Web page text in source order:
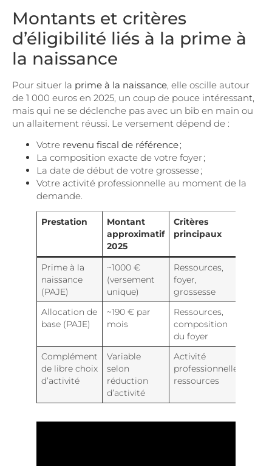
Montants et critères
d’éligibilité liés à la prime à
la naissance
Pour situer la prime à la naissance , elle oscille autour
de 1 000 euros en 2025, un coup de pouce intéressant,
mais qui ne se déclenche pas avec un bib en main ou
un allaitement réussi. Le versement dépend de :
Votre revenu fiscal de référence;
La composition exacte de votre foyer ;
La date de début de votre grossesse ;
Votre activité professionnelle au moment de la
demande.
Prestation
Montant
approximatif
2025
Critères
principaux
Prime à la
naissance
(PAJE)
~1000 €
(versement
unique)
Ressources,
foyer,
grossesse
Allocation de
base (PAJE)
~190 € par
mois
Ressources,
composition
du foyer
Complément
de libre choix
d’activité
Variable
selon
réduction
d’activité
Activité
professionnelle,
ressources